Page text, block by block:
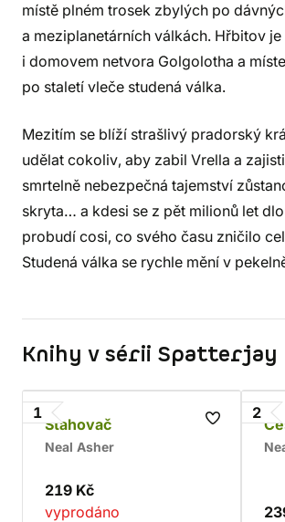
místě plném trosek zbylých po
a meziplanetárních válkách. Hřbitov je
i domovem netvora Golgolotha a
po staletí vleče studená válka.
Mezitím se blíží strašlivý pradorský
udělat cokoliv, aby zabil Vrella a
smrtelně nebezpečná tajemství
skryta… a kdesi se z pět milionů let
probudí cosi, co svého času zničilo
Studená válka se rychle mění v
Knihy v sérii Spatterjay
1
Stahovač
Neal Asher
219 Kč
vyprodáno
2